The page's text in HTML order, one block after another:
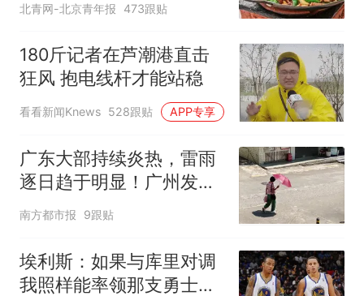
北青网-北京青年报 473跟贴
180斤记者在芦潮港直击
狂风 抱电线杆才能站稳
看看新闻Knews 528跟贴 APP专享
广东大部持续炎热，雷雨
逐日趋于明显！广州发布
高温橙色预警
南方都市报 9跟贴
埃利斯：如果与库里对调
我照样能率领那支勇士取